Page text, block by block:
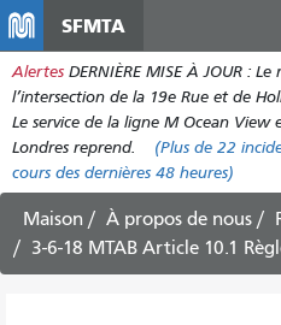
SFMTA
Alertes DERNIÈRE MISE À JOUR :
l’intersection de la 19e Rue et de
Le service de la ligne M Ocean View
Londres reprend.
(Plus de 22
cours des dernières 48 heures)
Maison À propos de nous
3-6-18 MTAB Article 10.1